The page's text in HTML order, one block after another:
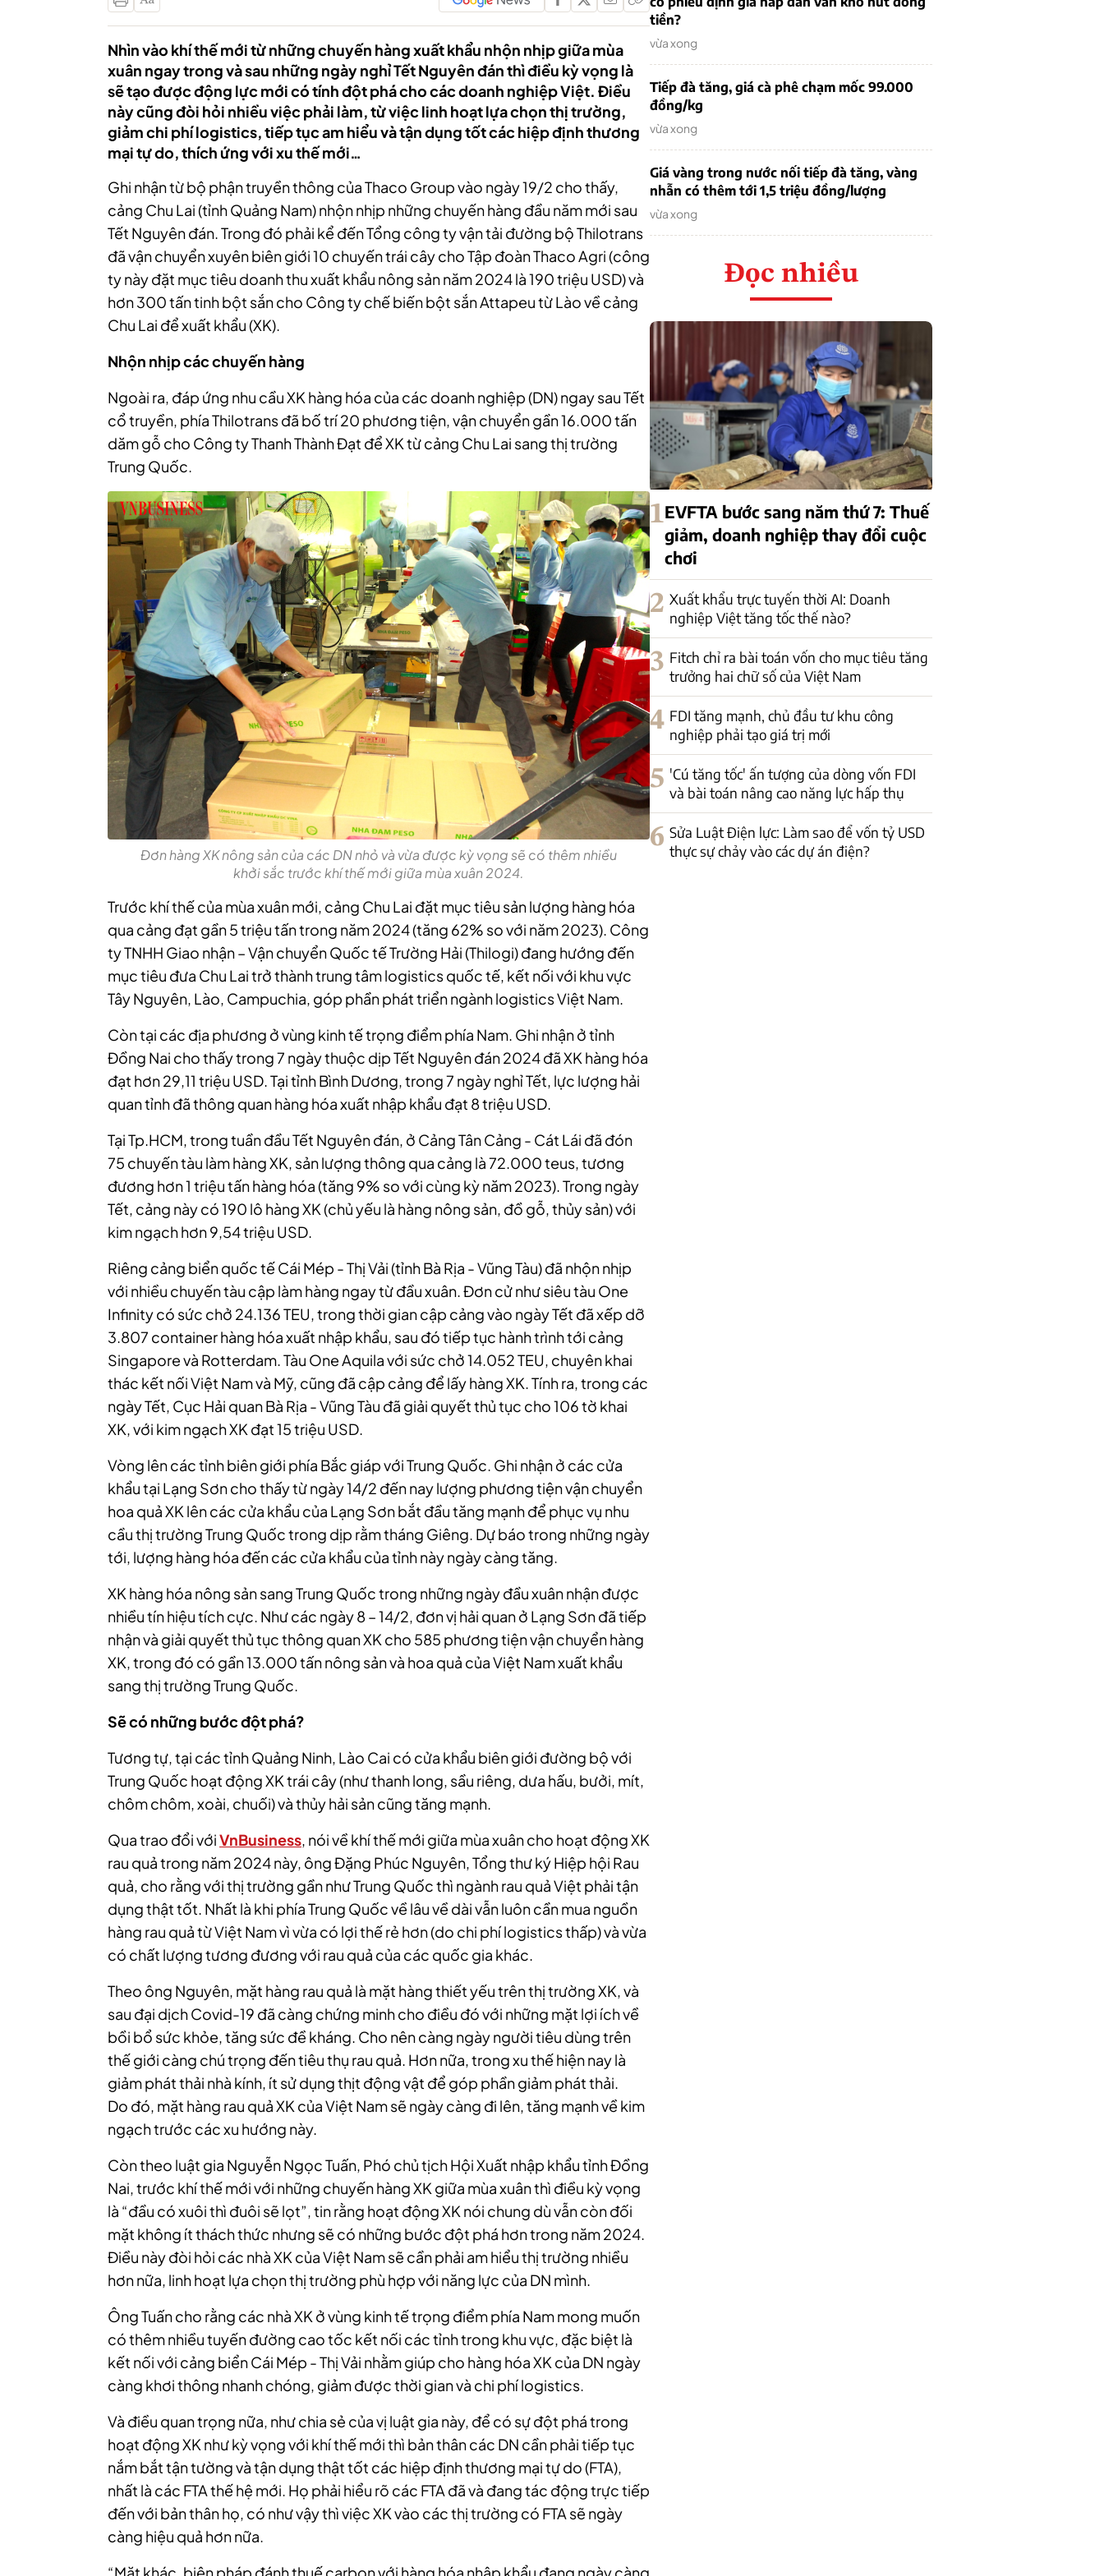
Nhìn vào khí thế mới từ những chuyến hàng xuất khẩu nhộn nhịp giữa mùa
xuân ngay trong và sau những ngày nghỉ Tết Nguyên đán thì điều kỳ vọng là
sẽ tạo được động lực mới có tính đột phá cho các doanh nghiệp Việt. Điều
này cũng đòi hỏi nhiều việc phải làm, từ việc linh hoạt lựa chọn thị trường,
giảm chi phí logistics, tiếp tục am hiểu và tận dụng tốt các hiệp định thương
mại tự do, thích ứng với xu thế mới…
Ghi nhận từ bộ phận truyền thông của Thaco Group vào ngày 19/2 cho thấy,
cảng Chu Lai (tỉnh Quảng Nam) nhộn nhịp những chuyến hàng đầu năm mới sau
Tết Nguyên đán. Trong đó phải kể đến Tổng công ty vận tải đường bộ Thilotrans
đã vận chuyển xuyên biên giới 10 chuyến trái cây cho Tập đoàn Thaco Agri (công
ty này đặt mục tiêu doanh thu xuất khẩu nông sản năm 2024 là 190 triệu USD) và
hơn 300 tấn tinh bột sắn cho Công ty chế biến bột sắn Attapeu từ Lào về cảng
Chu Lai để xuất khẩu (XK).
Nhộn nhịp các chuyến hàng
Ngoài ra, đáp ứng nhu cầu XK hàng hóa của các doanh nghiệp (DN) ngay sau Tết
cổ truyền, phía Thilotrans đã bố trí 20 phương tiện, vận chuyển gần 16.000 tấn
dăm gỗ cho Công ty Thanh Thành Đạt để XK từ cảng Chu Lai sang thị trường
Trung Quốc.
Đơn hàng XK nông sản của các DN nhỏ và vừa được kỳ vọng sẽ có thêm nhiều
khởi sắc trước khí thế mới giữa mùa xuân 2024.
Trước khí thế của mùa xuân mới, cảng Chu Lai đặt mục tiêu sản lượng hàng hóa
qua cảng đạt gần 5 triệu tấn trong năm 2024 (tăng 62% so với năm 2023). Công
ty TNHH Giao nhận – Vận chuyển Quốc tế Trường Hải (Thilogi) đang hướng đến
mục tiêu đưa Chu Lai trở thành trung tâm logistics quốc tế, kết nối với khu vực
Tây Nguyên, Lào, Campuchia, góp phần phát triển ngành logistics Việt Nam.
Còn tại các địa phương ở vùng kinh tế trọng điểm phía Nam. Ghi nhận ở tỉnh
Đồng Nai cho thấy trong 7 ngày thuộc dịp Tết Nguyên đán 2024 đã XK hàng hóa
đạt hơn 29,11 triệu USD. Tại tỉnh Bình Dương, trong 7 ngày nghỉ Tết, lực lượng hải
quan tỉnh đã thông quan hàng hóa xuất nhập khẩu đạt 8 triệu USD.
Tại Tp.HCM, trong tuần đầu Tết Nguyên đán, ở Cảng Tân Cảng - Cát Lái đã đón
75 chuyến tàu làm hàng XK, sản lượng thông qua cảng là 72.000 teus, tương
đương hơn 1 triệu tấn hàng hóa (tăng 9% so với cùng kỳ năm 2023). Trong ngày
Tết, cảng này có 190 lô hàng XK (chủ yếu là hàng nông sản, đồ gỗ, thủy sản) với
kim ngạch hơn 9,54 triệu USD.
Riêng cảng biển quốc tế Cái Mép - Thị Vải (tỉnh Bà Rịa - Vũng Tàu) đã nhộn nhịp
với nhiều chuyến tàu cập làm hàng ngay từ đầu xuân. Đơn cử như siêu tàu One
Infinity có sức chở 24.136 TEU, trong thời gian cập cảng vào ngày Tết đã xếp dỡ
3.807 container hàng hóa xuất nhập khẩu, sau đó tiếp tục hành trình tới cảng
Singapore và Rotterdam. Tàu One Aquila với sức chở 14.052 TEU, chuyên khai
thác kết nối Việt Nam và Mỹ, cũng đã cập cảng để lấy hàng XK. Tính ra, trong các
ngày Tết, Cục Hải quan Bà Rịa - Vũng Tàu đã giải quyết thủ tục cho 106 tờ khai
XK, với kim ngạch XK đạt 15 triệu USD.
Vòng lên các tỉnh biên giới phía Bắc giáp với Trung Quốc. Ghi nhận ở các cửa
khẩu tại Lạng Sơn cho thấy từ ngày 14/2 đến nay lượng phương tiện vận chuyển
hoa quả XK lên các cửa khẩu của Lạng Sơn bắt đầu tăng mạnh để phục vụ nhu
cầu thị trường Trung Quốc trong dịp rằm tháng Giêng. Dự báo trong những ngày
tới, lượng hàng hóa đến các cửa khẩu của tỉnh này ngày càng tăng.
XK hàng hóa nông sản sang Trung Quốc trong những ngày đầu xuân nhận được
nhiều tín hiệu tích cực. Như các ngày 8 – 14/2, đơn vị hải quan ở Lạng Sơn đã tiếp
nhận và giải quyết thủ tục thông quan XK cho 585 phương tiện vận chuyển hàng
XK, trong đó có gần 13.000 tấn nông sản và hoa quả của Việt Nam xuất khẩu
sang thị trường Trung Quốc.
Sẽ có những bước đột phá?
Tương tự, tại các tỉnh Quảng Ninh, Lào Cai có cửa khẩu biên giới đường bộ với
Trung Quốc hoạt động XK trái cây (như thanh long, sầu riêng, dưa hấu, bưởi, mít,
chôm chôm, xoài, chuối) và thủy hải sản cũng tăng mạnh.
Qua trao đổi vớiVnBusiness, nói về khí thế mới giữa mùa xuân cho hoạt động XK
rau quả trong năm 2024 này, ông Đặng Phúc Nguyên, Tổng thư ký Hiệp hội Rau
quả, cho rằng với thị trường gần như Trung Quốc thì ngành rau quả Việt phải tận
dụng thật tốt. Nhất là khi phía Trung Quốc về lâu về dài vẫn luôn cần mua nguồn
hàng rau quả từ Việt Nam vì vừa có lợi thế rẻ hơn (do chi phí logistics thấp) và vừa
có chất lượng tương đương với rau quả của các quốc gia khác.
Theo ông Nguyên, mặt hàng rau quả là mặt hàng thiết yếu trên thị trường XK, và
sau đại dịch Covid-19 đã càng chứng minh cho điều đó với những mặt lợi ích về
bồi bổ sức khỏe, tăng sức đề kháng. Cho nên càng ngày người tiêu dùng trên
thế giới càng chú trọng đến tiêu thụ rau quả. Hơn nữa, trong xu thế hiện nay là
giảm phát thải nhà kính, ít sử dụng thịt động vật để góp phần giảm phát thải.
Do đó, mặt hàng rau quả XK của Việt Nam sẽ ngày càng đi lên, tăng mạnh về kim
ngạch trước các xu hướng này.
Còn theo luật gia Nguyễn Ngọc Tuấn, Phó chủ tịch Hội Xuất nhập khẩu tỉnh Đồng
Nai, trước khí thế mới với những chuyến hàng XK giữa mùa xuân thì điều kỳ vọng
là “đầu có xuôi thì đuôi sẽ lọt”, tin rằng hoạt động XK nói chung dù vẫn còn đối
mặt không ít thách thức nhưng sẽ có những bước đột phá hơn trong năm 2024.
Điều này đòi hỏi các nhà XK của Việt Nam sẽ cần phải am hiểu thị trường nhiều
hơn nữa, linh hoạt lựa chọn thị trường phù hợp với năng lực của DN mình.
Ông Tuấn cho rằng các nhà XK ở vùng kinh tế trọng điểm phía Nam mong muốn
có thêm nhiều tuyến đường cao tốc kết nối các tỉnh trong khu vực, đặc biệt là
kết nối với cảng biển Cái Mép - Thị Vải nhằm giúp cho hàng hóa XK của DN ngày
càng khơi thông nhanh chóng, giảm được thời gian và chi phí logistics.
Và điều quan trọng nữa, như chia sẻ của vị luật gia này, để có sự đột phá trong
hoạt động XK như kỳ vọng với khí thế mới thì bản thân các DN cần phải tiếp tục
nắm bắt tận tường và tận dụng thật tốt các hiệp định thương mại tự do (FTA),
nhất là các FTA thế hệ mới. Họ phải hiểu rõ các FTA đã và đang tác động trực tiếp
đến với bản thân họ, có như vậy thì việc XK vào các thị trường có FTA sẽ ngày
càng hiệu quả hơn nữa.
tiền?
vừa xong
Tiếp đà tăng, giá cà phê chạm mốc 99.000
đồng/kg
vừa xong
Giá vàng trong nước nối tiếp đà tăng, vàng
nhẫn có thêm tới 1,5 triệu đồng/lượng
vừa xong
Đọc nhiều
1EVFTA bước sang năm thứ 7: Thuế
giảm, doanh nghiệp thay đổi cuộc
chơi
2 Xuất khẩu trực tuyến thời AI: Doanh
nghiệp Việt tăng tốc thế nào?
3 Fitch chỉ ra bài toán vốn cho mục tiêu tăng
trưởng hai chữ số của Việt Nam
4 FDI tăng mạnh, chủ đầu tư khu công
nghiệp phải tạo giá trị mới
5 'Cú tăng tốc' ấn tượng của dòng vốn FDI
và bài toán nâng cao năng lực hấp thụ
6 Sửa Luật Điện lực: Làm sao để vốn tỷ USD
thực sự chảy vào các dự án điện?